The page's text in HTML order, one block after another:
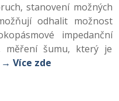
stanovení možných
odhalit možnost
impedanční
měření šumu, který je
→ Více zde